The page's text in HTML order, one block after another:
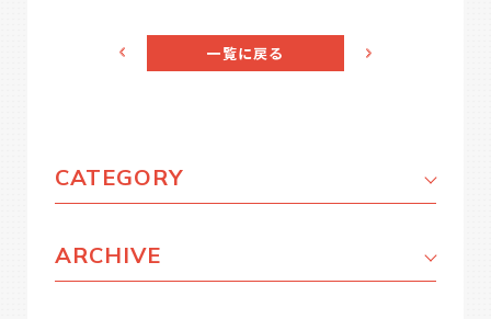
一覧に戻る
CATEGORY
ARCHIVE